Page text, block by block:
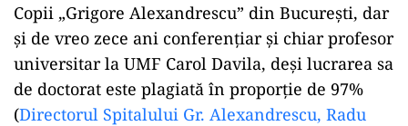
Copii „Grigore Alexandrescu” din București, dar
și de vreo zece ani conferențiar și chiar profesor
universitar la UMF Carol Davila, deși lucrarea sa
de doctorat este plagiată în proporție de 97%
(Directorul Spitalului Gr. Alexandrescu, Radu